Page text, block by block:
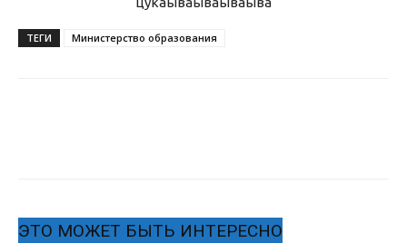
ТЕГИ Министерство образования
ЭТО МОЖЕТ БЫТЬ ИНТЕРЕСНО